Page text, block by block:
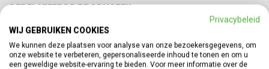
GERELATEERDE PRODUCTEN
Privacybeleid
WIJ GEBRUIKEN COOKIES
We kunnen deze plaatsen voor analyse van onze bezoekersgegevens, om
onze website te verbeteren, gepersonaliseerde inhoud te tonen en om u
een geweldige website-ervaring te bieden. Voor meer informatie over de